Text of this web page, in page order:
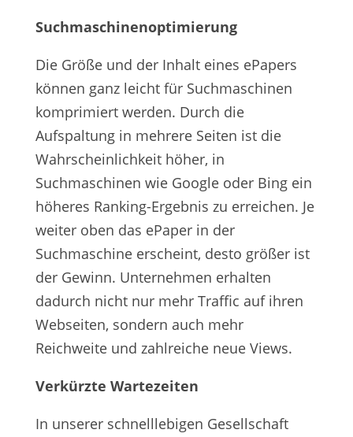
Suchmaschinenoptimierung
Die Größe und der Inhalt eines ePapers
können ganz leicht für Suchmaschinen
komprimiert werden. Durch die
Aufspaltung in mehrere Seiten ist die
Wahrscheinlichkeit höher, in
Suchmaschinen wie Google oder Bing ein
höheres Ranking-Ergebnis zu erreichen. Je
weiter oben das ePaper in der
Suchmaschine erscheint, desto größer ist
der Gewinn. Unternehmen erhalten
dadurch nicht nur mehr Traffic auf ihren
Webseiten, sondern auch mehr
Reichweite und zahlreiche neue Views.
Verkürzte Wartezeiten
In unserer schnelllebigen Gesellschaft